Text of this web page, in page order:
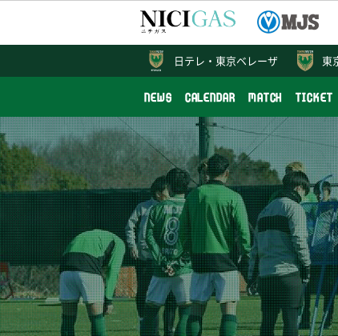
東
NEWS CALENDAR MATCH TICKET
日テレ・ 東京ベレーザ